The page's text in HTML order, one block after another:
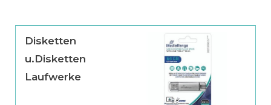
Disketten
u.Disketten
Laufwerke